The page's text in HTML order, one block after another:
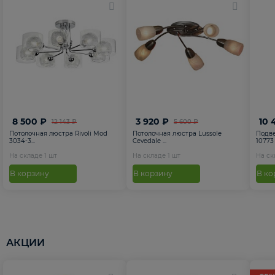
12 143 ₽
8 500 ₽
Потолочная люстра Rivoli Mod
3034-3...
На складе 1 шт
В корзину
5 600 ₽
3 920 ₽
Потолочная люстра Lussole
Cevedale ...
На складе 1 шт
В корзину
10
10773
На
В
АКЦИИ